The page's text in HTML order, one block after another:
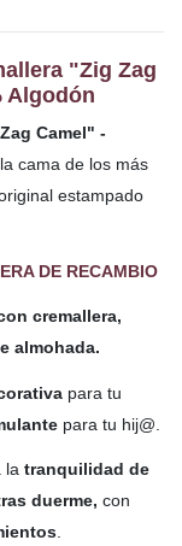
"Zig Zag
Algodón
Camel" -
cama de los más
estampado
DE RECAMBIO
cremallera,
almohada.
para tu
para tu hij@.
la tranquilidad de
duerme, con